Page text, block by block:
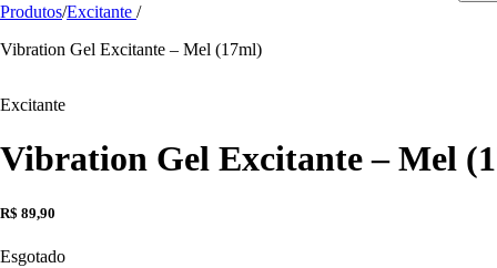
Produtos/Excitante /
Vibration Gel Excitante – Mel (17ml)
Excitante
Vibration Gel Excitante – Mel
R$ 89,90
Esgotado